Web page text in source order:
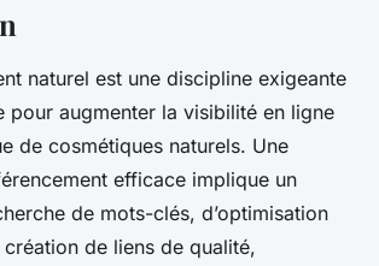
naturel est une discipline exigeante
pour augmenter la visibilité en ligne
de cosmétiques naturels. Une
efficace implique un
de mots-clés, d’optimisation
de liens de qualité,